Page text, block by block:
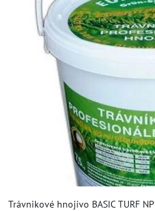
Trávnikové hnojivo BASIC TURF